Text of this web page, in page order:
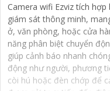
Camera wifi Ezviz tích
giám sát thông minh,
ở, văn phòng, hoặc cửa
năng phân biệt chuyển
giúp cảnh báo nhanh
động như người, phương
còi hú hoặc đèn chớp để